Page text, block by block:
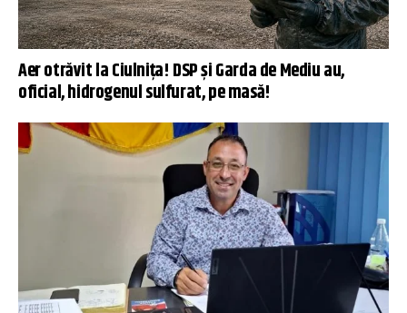
Aer otrăvit la Ciulnița! DSP și Garda de Mediu au,
oficial, hidrogenul sulfurat, pe masă!